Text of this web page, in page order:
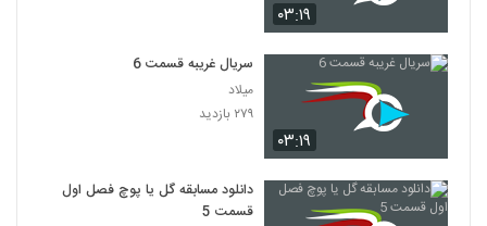
۰۳:۱۹
۰۳:۱۹
سریال غریبه قسمت 6
میلاد
۲۷۹ بازدید
دانلود مسابقه گل یا پوچ فصل اول
قسمت 5